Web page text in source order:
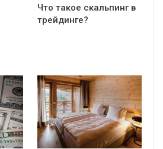
Что такое скальпинг в
трейдинге?